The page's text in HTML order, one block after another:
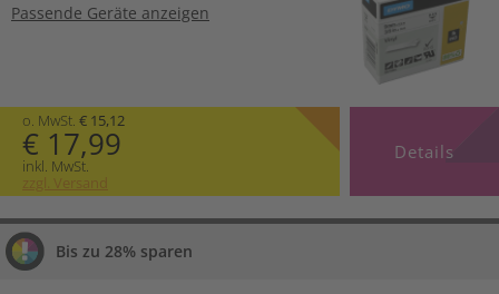
Passende Geräte anzeigen
o. MwSt. € 15,12
€ 17,99
inkl. MwSt.
zzgl. Versand
Details
Bis zu 28% sparen